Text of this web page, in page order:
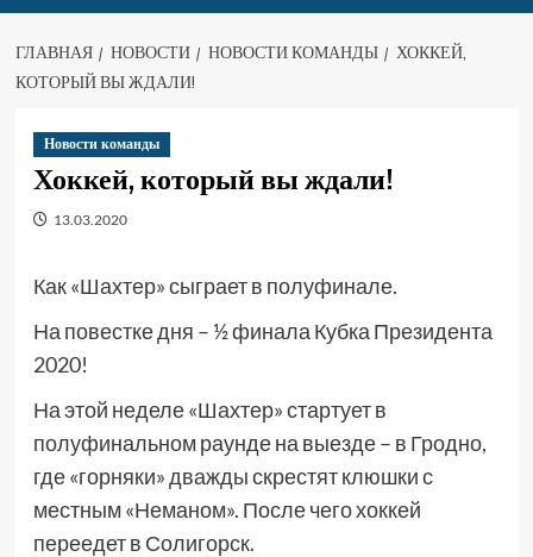
ГЛАВНАЯ НОВОСТИ НОВОСТИ КОМАНДЫ
ХОККЕЙ,
КОТОРЫЙ ВЫ ЖДАЛИ!
Новости команды
Хоккей, который вы ждали!
13.03.2020
Как «Шахтер» сыграет в полуфинале.
На повестке дня – ½ финала Кубка Президента
2020!
На этой неделе «Шахтер» стартует в
полуфинальном раунде на выезде – в Гродно,
где «горняки» дважды скрестят клюшки с
местным «Неманом». После чего хоккей
переедет в Солигорск.